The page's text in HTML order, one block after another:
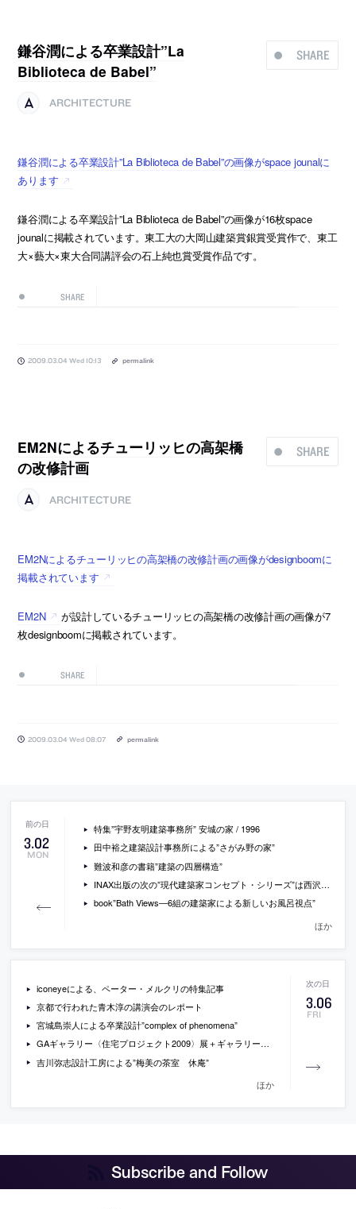
SHARE
鎌谷潤による卒業設計”La
Biblioteca de Babel”
ARCHITECTURE
鎌谷潤による卒業設計”La Biblioteca de Babel”の画像がspace jounalに
あります
鎌谷潤による卒業設計”La Biblioteca de Babel”の画像が16枚space
jounalに掲載されています。東工大の大岡山建築賞銀賞受賞作で、東工
大×藝大×東大合同講評会の石上純也賞受賞作品です。
SHARE
2009.03.04 Wed 10:13 permalink
SHARE
EM2Nによるチューリッヒの高架橋
の改修計画
ARCHITECTURE
EM2Nによるチューリッヒの高架橋の改修計画の画像がdesignboomに
掲載されています
EM2N
が設計しているチューリッヒの高架橋の改修計画の画像が7
枚designboomに掲載されています。
SHARE
2009.03.04 Wed 08:07 permalink
3.02
MON
特集”宇野友明建築事務所” 安城の家 / 1996
田中裕之建築設計事務所による”さがみ野の家”
難波和彦の書籍”建築の四層構造”
INAX出版の次の”現代建築家コンセプト・シリーズ”は西沢立衛を特集
book”Bath Views―6組の建築家による新しいお風呂視点”
ほか
3.06
FRI
iconeyeによる、ペーター・メルクリの特集記事
京都で行われた青木淳の講演会のレポート
宮城島崇人による卒業設計”complex of phenomena”
GAギャラリー〈住宅プロジェクト2009〉展＋ギャラリートーク
吉川弥志設計工房による”梅美の茶室 休庵”
ほか
Subscribe and Follow